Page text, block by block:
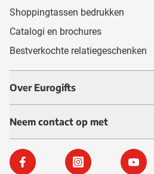
Shoppingtassen bedrukken
Catalogi en brochures
Bestverkochte relatiegeschenken
Over Eurogifts
Neem contact op met
Facebook Instagram